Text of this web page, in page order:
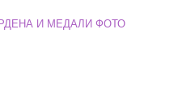
И МЕДАЛИ ФОТО